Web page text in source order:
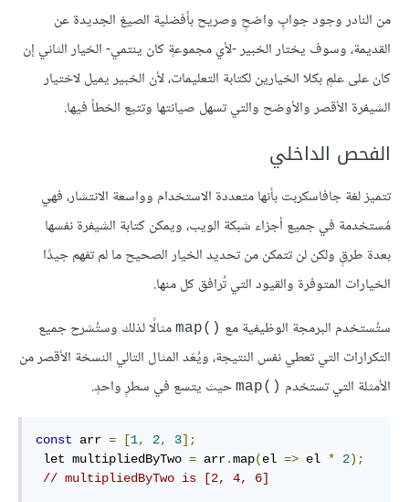
من النادر وجود جوابٍ واضحٍ وصريح بأفضلية الصيغ الجديدة عن
القديمة، وسوف يختار الخبير -لأي مجموعةٍ كان ينتمي- الخيار الثاني إن
كان على علمٍ بكلا الخيارين لكتابة التعليمات، لأن الخبير يميل لاختيار
الشيفرة الأقصر والأوضح والتي تسهل صيانتها وتتبع الخطأ فيها.
الفحص الداخلي
تتميز لغة جافاسكربت بأنها متعددة الاستخدام وواسعة الانتشار، فهي
مُستخدمة في جميع أجزاء شبكة الويب، ويمكن كتابة الشيفرة نفسها
بعدة طرقٍ ولكن لن تتمكن من تحديد الخيار الصحيح ما لم تفهم جيدًا
الخيارات المتوفرة والقيود التي تُرافق كل منها.
ستُستخدم البرمجة الوظيفية مع map()‎ مثالًا لذلك وستُشرح جميع
التكرارات التي تعطي نفس النتيجة، ويُعَد المثال التالي النسخة الأقصر من
الأمثلة التي تستخدم map()‎ حيث يتسع في سطرٍ واحدٍ.
const arr = [1, 2, 3];
let multipliedByTwo = arr.map(el => el * 2);
// multipliedByTwo is [2, 4, 6]